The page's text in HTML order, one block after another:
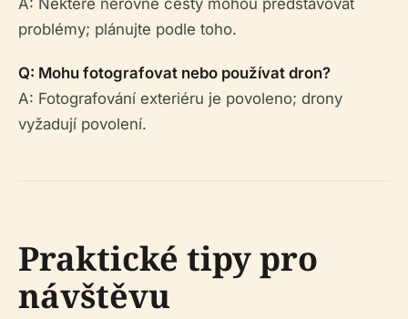
problémy; plánujte podle toho.
Q: Mohu fotografovat nebo používat dron?
A: Fotografování exteriéru je povoleno; drony
vyžadují povolení.
Praktické tipy pro
návštěvu